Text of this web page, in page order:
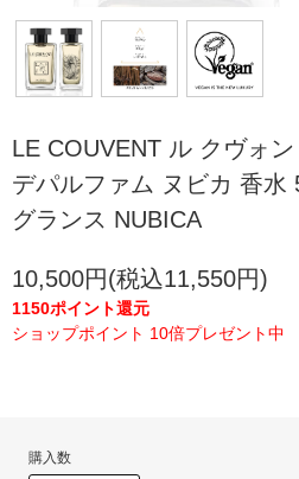
LE COUVENT ル クヴォ
デパルファム ヌビカ 香水
グランス NUBICA
10,500円(税込11,550円)
1150ポイント還元
ショップポイント 10倍プレゼント中
購入数